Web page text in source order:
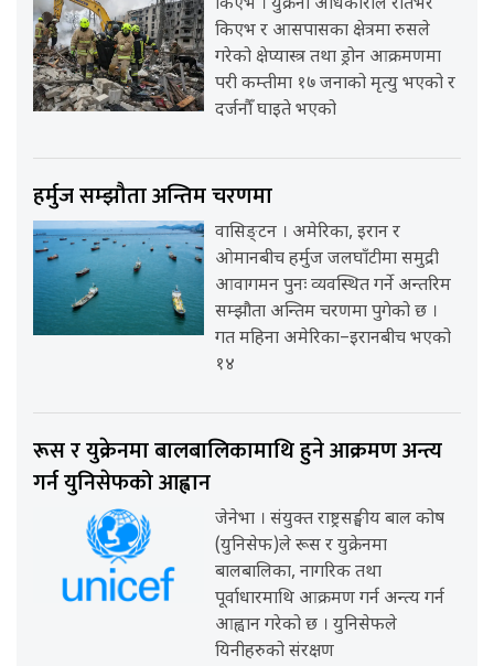
किएभ । युक्रेनी अधिकारीले रातभर
किएभ र आसपासका क्षेत्रमा रुसले
गरेको क्षेप्यास्त्र तथा ड्रोन आक्रमणमा
परी कम्तीमा १७ जनाको मृत्यु भएको र
दर्जनौँ घाइते भएको
हर्मुज सम्झौता अन्तिम चरणमा
वासिङ्टन । अमेरिका, इरान र
ओमानबीच हर्मुज जलघाँटीमा समुद्री
आवागमन पुनः व्यवस्थित गर्ने अन्तरिम
सम्झौता अन्तिम चरणमा पुगेको छ ।
गत महिना अमेरिका–इरानबीच भएको
१४
रूस र युक्रेनमा बालबालिकामाथि हुने आक्रमण अन्त्य
गर्न युनिसेफको आह्वान
जेनेभा । संयुक्त राष्ट्रसङ्घीय बाल कोष
(युनिसेफ)ले रूस र युक्रेनमा
बालबालिका, नागरिक तथा
पूर्वाधारमाथि आक्रमण गर्न अन्त्य गर्न
आह्वान गरेको छ । युनिसेफले
यिनीहरुको संरक्षण